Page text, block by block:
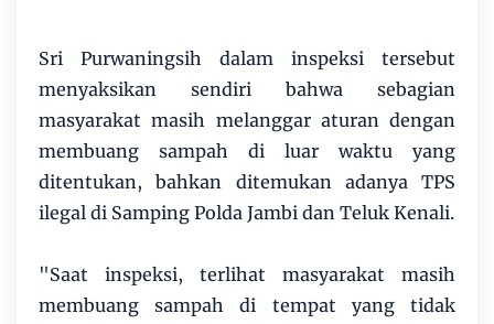
Sri Purwaningsih dalam inspeksi tersebut
menyaksikan sendiri bahwa sebagian
masyarakat masih melanggar aturan dengan
membuang sampah di luar waktu yang
ditentukan, bahkan ditemukan adanya TPS
ilegal di Samping Polda Jambi dan Teluk Kenali.
"Saat inspeksi, terlihat masyarakat masih
membuang sampah di tempat yang tidak